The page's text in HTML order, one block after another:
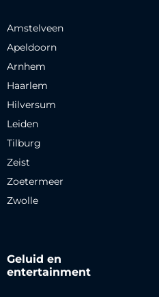
Amstelveen
Apeldoorn
Arnhem
Haarlem
Hilversum
Leiden
Tilburg
Zeist
Zoetermeer
Zwolle
Geluid en
entertainment